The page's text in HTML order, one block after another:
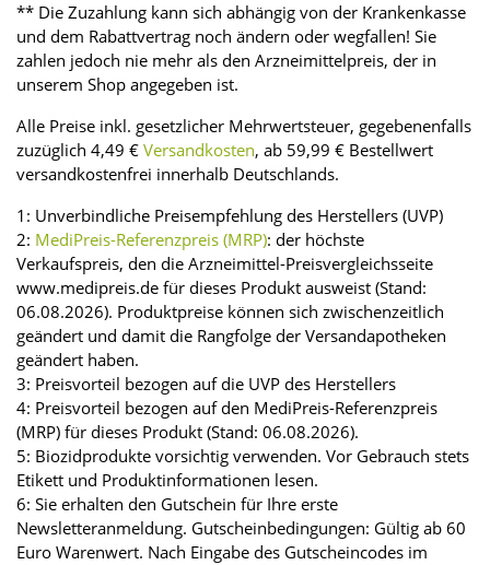
** Die Zuzahlung kann sich abhängig von der Krankenkasse
und dem Rabattvertrag noch ändern oder wegfallen! Sie
zahlen jedoch nie mehr als den Arzneimittelpreis, der in
unserem Shop angegeben ist.
Alle Preise inkl. gesetzlicher Mehrwertsteuer, gegebenenfalls
zuzüglich 4,49 € Versandkosten, ab 59,99 € Bestellwert
versandkostenfrei innerhalb Deutschlands.
1: Unverbindliche Preisempfehlung des Herstellers (UVP)
2: MediPreis-Referenzpreis (MRP): der höchste
Verkaufspreis, den die Arzneimittel-Preisvergleichsseite
www.medipreis.de für dieses Produkt ausweist (Stand:
06.08.2026). Produktpreise können sich zwischenzeitlich
geändert und damit die Rangfolge der Versandapotheken
geändert haben.
3: Preisvorteil bezogen auf die UVP des Herstellers
4: Preisvorteil bezogen auf den MediPreis-Referenzpreis
(MRP) für dieses Produkt (Stand: 06.08.2026).
5: Biozidprodukte vorsichtig verwenden. Vor Gebrauch stets
Etikett und Produktinformationen lesen.
6: Sie erhalten den Gutschein für Ihre erste
Newsletteranmeldung. Gutscheinbedingungen: Gültig ab 60
Euro Warenwert. Nach Eingabe des Gutscheincodes im